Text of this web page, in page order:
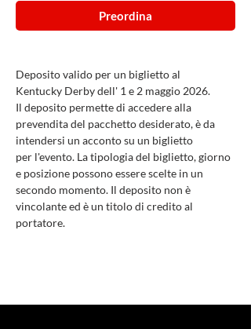
Preordina
Deposito valido per un biglietto al
Kentucky Derby dell' 1 e 2 maggio 2026.
Il deposito permette di accedere alla
prevendita del pacchetto desiderato, è da
intendersi un acconto su un biglietto
per l'evento. La tipologia del biglietto, giorno
e posizione possono essere scelte in un
secondo momento. Il deposito non è
vincolante ed è un titolo di credito al
portatore.